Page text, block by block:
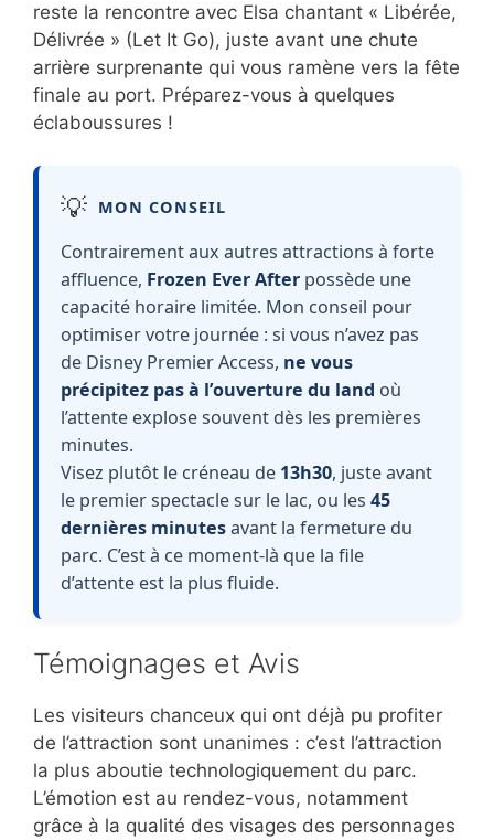
reste la rencontre avec Elsa chantant « Libérée,
Délivrée » (Let It Go), juste avant une chute
arrière surprenante qui vous ramène vers la fête
finale au port. Préparez-vous à quelques
éclaboussures !
💡 MON CONSEIL
Contrairement aux autres attractions à forte
affluence, Frozen Ever After possède une
capacité horaire limitée. Mon conseil pour
optimiser votre journée : si vous n’avez pas
de Disney Premier Access, ne vous
précipitez pas à l’ouverture du land où
l’attente explose souvent dès les premières
minutes.
Visez plutôt le créneau de 13h30, juste avant
le premier spectacle sur le lac, ou les 45
dernières minutesavant la fermeture du
parc. C’est à ce moment-là que la file
d’attente est la plus fluide.
Témoignages et Avis
Les visiteurs chanceux qui ont déjà pu profiter
de l’attraction sont unanimes : c’est l’attraction
la plus aboutie technologiquement du parc.
L’émotion est au rendez-vous, notamment
grâce à la qualité des visages des personnages